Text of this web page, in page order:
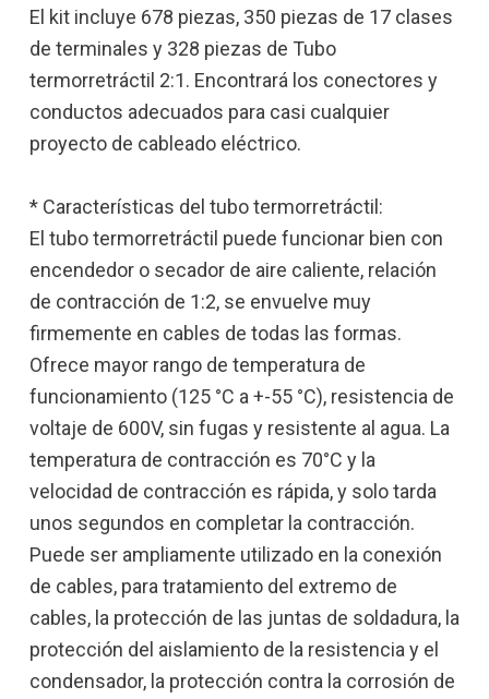
El kit incluye 678 piezas, 350 piezas de 17 clases
de terminales y 328 piezas de Tubo
termorretráctil 2:1. Encontrará los conectores y
conductos adecuados para casi cualquier
proyecto de cableado eléctrico.
* Características del tubo termorretráctil:
El tubo termorretráctil puede funcionar bien con
encendedor o secador de aire caliente, relación
de contracción de 1:2, se envuelve muy
firmemente en cables de todas las formas.
Ofrece mayor rango de temperatura de
funcionamiento (125 °C a +-55 °C), resistencia de
voltaje de 600V, sin fugas y resistente al agua. La
temperatura de contracción es 70°C y la
velocidad de contracción es rápida, y solo tarda
unos segundos en completar la contracción.
Puede ser ampliamente utilizado en la conexión
de cables, para tratamiento del extremo de
cables, la protección de las juntas de soldadura, la
protección del aislamiento de la resistencia y el
condensador, la protección contra la corrosión de